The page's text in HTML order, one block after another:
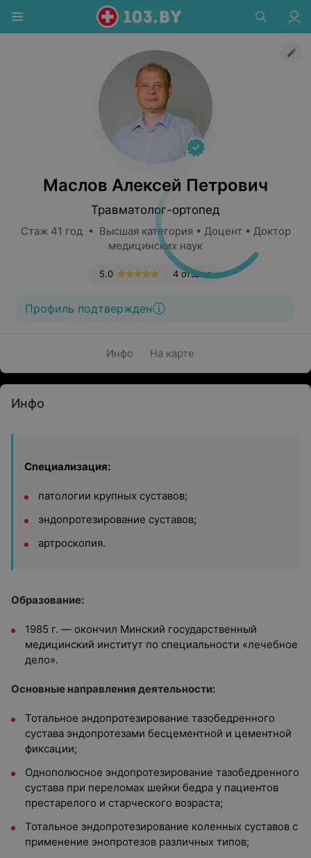
Маслов Алексей Петрович
Травматолог-ортопед
Стаж 41 год • Высшая категория • Доцент • Доктор
медицинских наук
4 отзыва
5.0
Профиль подтвержден
Инфо На карте
Инфо
Специализация:
патологии крупных суставов;
эндопротезирование суставов;
артроскопия.
Образование:
1985 г. — окончил Минский государственный
медицинский институт по специальности «лечебное
дело».
Основные направления деятельности:
Тотальное эндопротезирование тазобедренного
сустава эндопротезами бесцементной и цементной
фиксации;
Однополюсное эндопротезирование тазобедренного
сустава при переломах шейки бедра у пациентов
престарелого и старческого возраста;
Тотальное эндопротезирование коленных суставов с
применение энопротезов различных типов;